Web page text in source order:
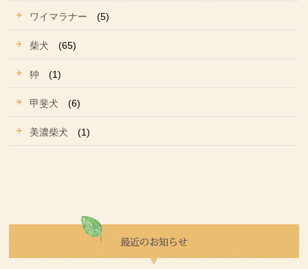
ワイマラナー (5)
柴犬 (65)
狆 (1)
甲斐犬 (6)
美濃柴犬 (1)